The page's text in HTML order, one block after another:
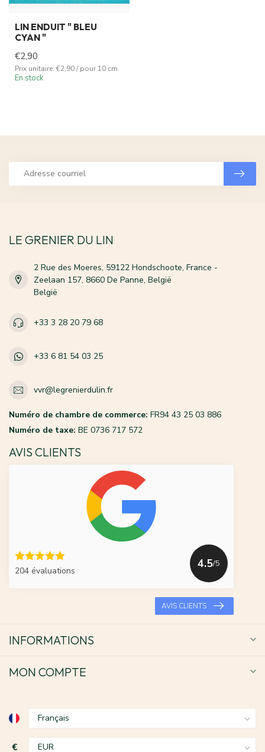
LIN ENDUIT " BLEU
CYAN "
€2,90
Prix unitaire: €2,90 / pour 10 cm
En stock
LE GRENIER DU LIN
2 Rue des Moeres, 59122 Hondschoote, France -
Zeelaan 157, 8660 De Panne, België
België
+33 3 28 20 79 68
+33 6 81 54 03 25
vvr@legrenierdulin.fr
Numéro de chambre de commerce: FR94 43 25 03 886
Numéro de taxe: BE 0736 717 572
AVIS CLIENTS
204 évaluations
4.5/5
AVIS CLIENTS
INFORMATIONS
MON COMPTE
€